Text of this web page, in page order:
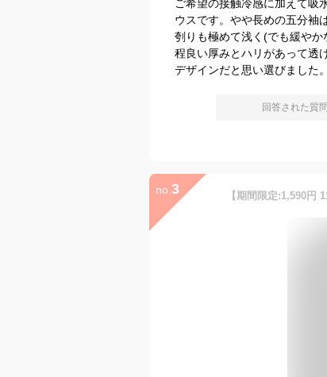
ご希望の接触冷感に加えて吸
ウスです。やや長めの五分袖
刳りも極めて浅く(でも緩や
程良い厚みとハリがあって透
デザインだと思い選びました
回答された質問
no. 3